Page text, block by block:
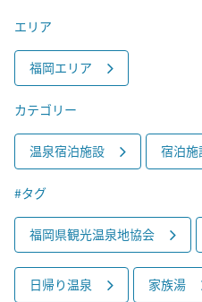
エリア
福岡エリア
カテゴリー
温泉宿泊施設 宿泊施
#タグ
福岡県観光温泉地協会
日帰り温泉 家族湯